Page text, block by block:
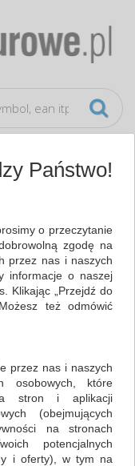
Państwo!
o przeczytanie
zgodę na
przez nas i naszych
informacje o naszej
Klikając „Przejdź do
też odmówić
przez nas i naszych
osobowych, które
stron i aplikacji
(obejmujących
na stronach
potencjalnych
i oferty), w tym na